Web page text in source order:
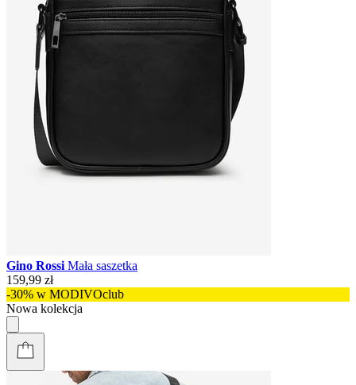
Gino Rossi Mała saszetka
159,99 zł
-30% w MODIVOclub
Nowa kolekcja